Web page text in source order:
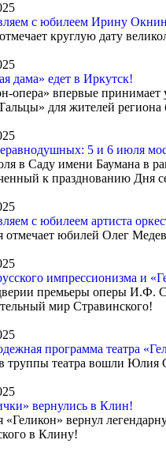
с юбилеем Ирину
круглую дату
дама» едет в Иркутск!
опера» впервые
для жителей
5 и 6 июля
в Саду имени Баумана в
к празднованию Дня
с юбилеем артиста
отмечает юбилей Олег
импрессионизма и
премьеры оперы И.Ф.
мир Стравинского!
программа театра
труппы театра вошли Юлия
вернулись в Клин!
«Геликон» вернул
в Клину!